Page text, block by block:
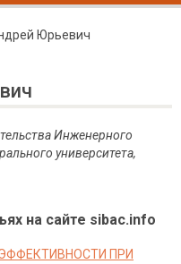
Юрьевич
Инженерного
университета,
на сайте sibac.info
ПРИ